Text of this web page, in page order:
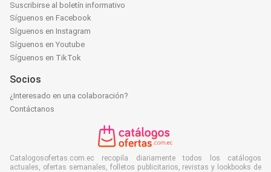
Suscribirse al boletín informativo
Síguenos en Facebook
Síguenos en Instagram
Síguenos en Youtube
Síguenos en TikTok
Socios
¿Interesado en una colaboración?
Contáctanos
Catalogosofertas.com.ec recopila diariamente todos los catálogos
actuales, ofertas semanales, folletos publicitarios, revistas y lookbooks de